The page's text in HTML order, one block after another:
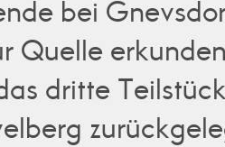
bei
Quelle
dritte